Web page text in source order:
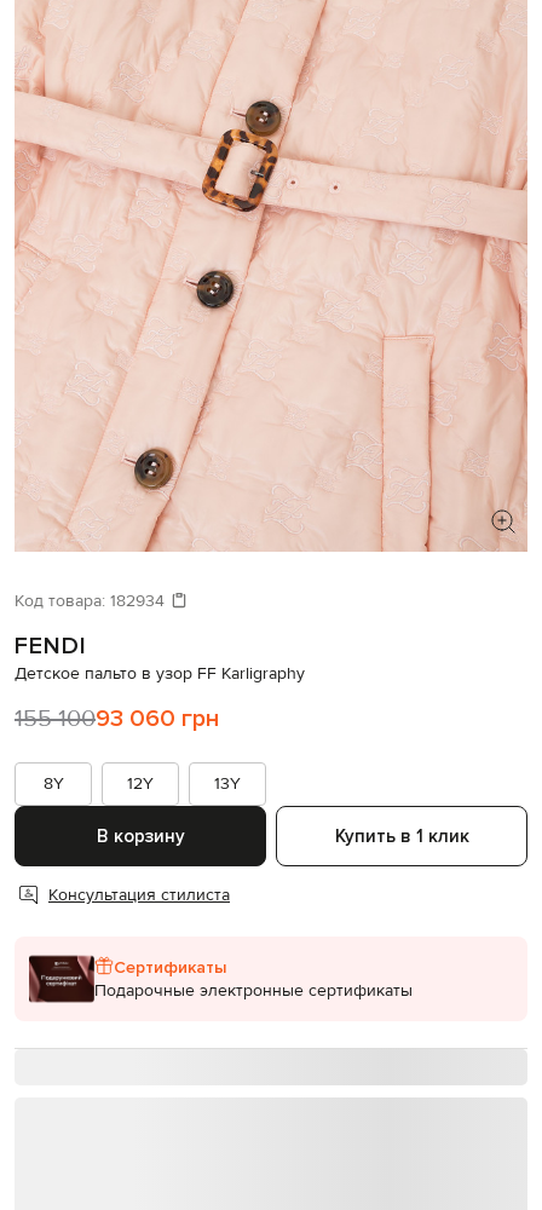
Код товара: 182934
FENDI
Детское пальто в узор FF Karligraphy
155 10093 060 грн
8Y 12Y 13Y
В корзину Купить в 1 клик
Консультация стилиста
Сертификаты
Подарочные электронные сертификаты